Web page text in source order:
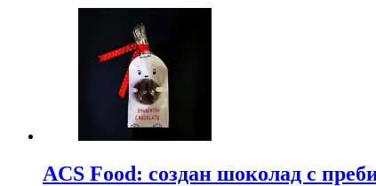
ACS Food: создан шоколад с